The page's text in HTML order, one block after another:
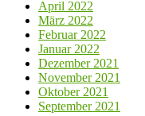
April 2022
März 2022
Februar 2022
Januar 2022
Dezember 2021
November 2021
Oktober 2021
September 2021